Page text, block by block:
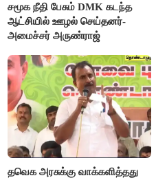
சமூக நீதி பேசும் DMK கடந்த
ஆட்சியில் ஊழல் செய்தனர்-
அமைச்சர் அருண்ராஜ்
தவெக அரசுக்கு வாக்களித்தது